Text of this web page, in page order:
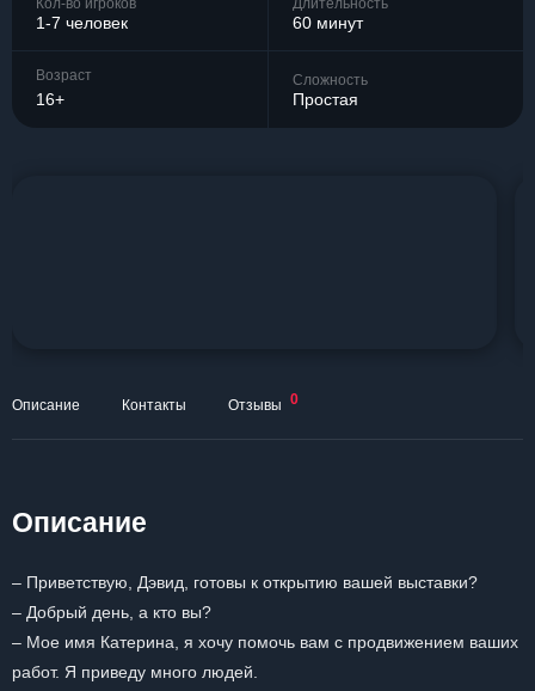
1-7 человек 60 минут
Возраст
16+
Сложность
Простая
Описание Контакты Отзывы 0
Описание
– Приветствую, Дэвид, готовы к открытию вашей выставки?
– Добрый день, а кто вы?
– Мое имя Катерина, я хочу помочь вам с продвижением ваших
работ. Я приведу много людей.